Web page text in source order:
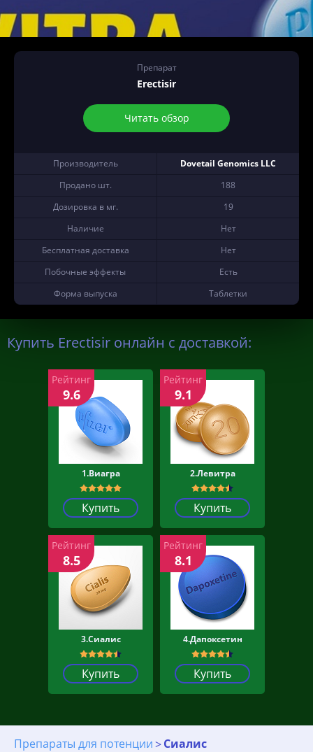
Препарат
Erectisir
Читать обзор
Производитель
Dovetail Genomics LLC
Продано шт.
188
Дозировка в мг.
19
Наличие
Нет
Бесплатная доставка
Нет
Побочные эффекты
Есть
Форма выпуска
Таблетки
Купить Erectisir онлайн с доставкой:
1.Виагра
Купить
Рейтинг
9.6
2.Левитра
Купить
Рейтинг
9.1
3.Сиалис
Купить
Рейтинг
8.5
4.Дапоксетин
Купить
Рейтинг
8.1
Препараты для потенции Сиалис